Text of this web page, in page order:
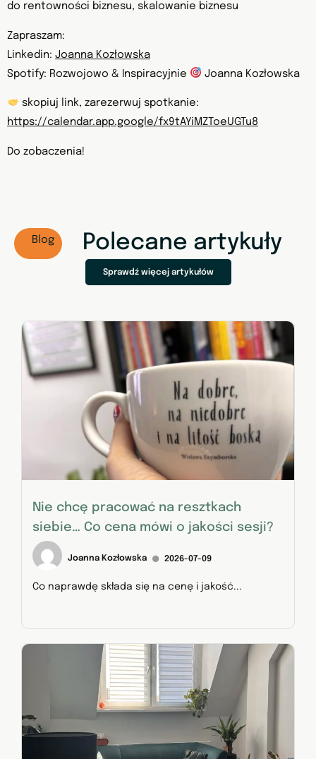
do rentowności biznesu, skalowanie biznesu
Zapraszam:
Linkedin: Joanna Kozłowska
Spotify: Rozwojowo & Inspiracyjnie
Joanna Kozłowska
skopiuj link, zarezerwuj spotkanie:
https://calendar.app.google/fx9tAYiMZToeUGTu8
Do zobaczenia!
Blog Polecane artykuły
Sprawdź więcej artykułów
Nie chcę pracować na resztkach
siebie… Co cena mówi o jakości sesji?
Joanna Kozłowska 2026-07-09
Co naprawdę składa się na cenę i jakość...